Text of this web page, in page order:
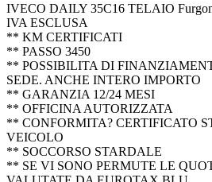
IVECO DAILY 35C16 TELAIO
IVA ESCLUSA
** KM CERTIFICATI
** PASSO 3450
** POSSIBILITA DI
SEDE. ANCHE INTERO IMPORTO
** GARANZIA 12/24 MESI
** OFFICINA AUTORIZZATA
** CONFORMITA? CERTIFICATO
VEICOLO
** SOCCORSO STARDALE
** SE VI SONO PERMUTE LE